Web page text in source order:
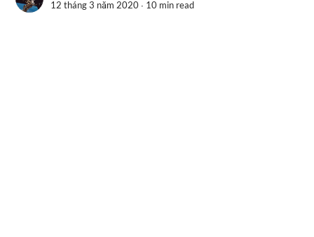
12 tháng 3 năm 2020 ∙ 10 min read